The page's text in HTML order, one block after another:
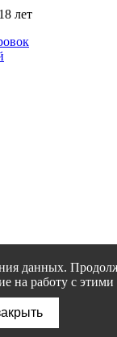
лет
данных.
на работу с этими